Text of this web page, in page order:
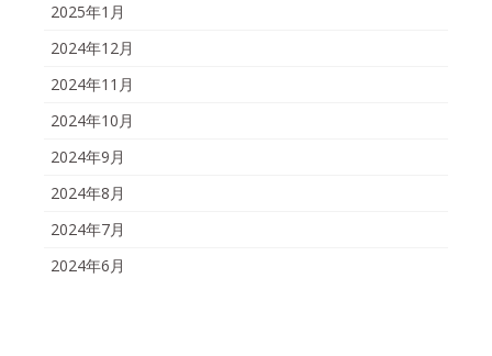
2025年1月
2024年12月
2024年11月
2024年10月
2024年9月
2024年8月
2024年7月
2024年6月